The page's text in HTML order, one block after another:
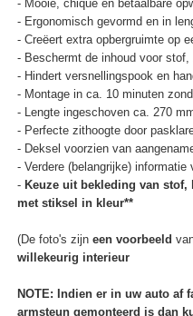
- Mooie, chique en betaalbare
- Ergonomisch gevormd en in
- Creëert extra opbergruimte op
- Beschermt de inhoud voor
- Hindert versnellingspook en
- Montage in ca. 10 minuten
- Lengte ingeschoven ca. 270
- Perfecte zithoogte door
- Deksel voorzien van
- Verdere (belangrijke) informatie
- Keuze uit bekleding van
met stiksel in kleur**
(De foto's zijn een voorbeeld
willekeurig interieur
NOTE: Indien er in uw auto af
armsteun gemonteerd is dan